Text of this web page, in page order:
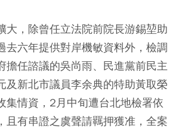
大，除曾任立法院前院長游錫堃助
去六年提供對岸機敏資料外，檢調
擔任諮議的吳尚雨、民進黨前民主
及新北市議員李余典的特助黃取榮
集情資，2月中旬遭台北地檢署依
且有串證之虞聲請羈押獲准，全案